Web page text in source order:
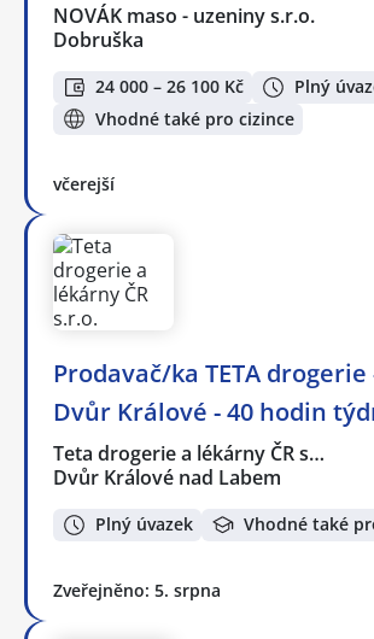
NOVÁK maso - uzeniny s.r.o.
Dobruška
24 000 – 26 100 Kč
Plný
Vhodné také pro cizince
včerejší
Prodavač/ka TETA drogerie
Dvůr Králové - 40 hodin
Teta drogerie a lékárny ČR s…
Dvůr Králové nad Labem
Plný úvazek Vhodné také
Zveřejněno: 5. srpna